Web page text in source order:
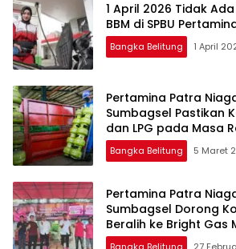
1 April 2026 Tidak
BBM di SPBU
Bangka Belitung 1 April
Pertamina Patra
Sumbagsel Pastikan
dan LPG pada Masa
Menjelang Idulfitri
Bangka Belitung 5 Maret
Pertamina Patra
Sumbagsel Dorong
Beralih ke Bright Gas
Trade In di Belitung
Bangka Belitung 27